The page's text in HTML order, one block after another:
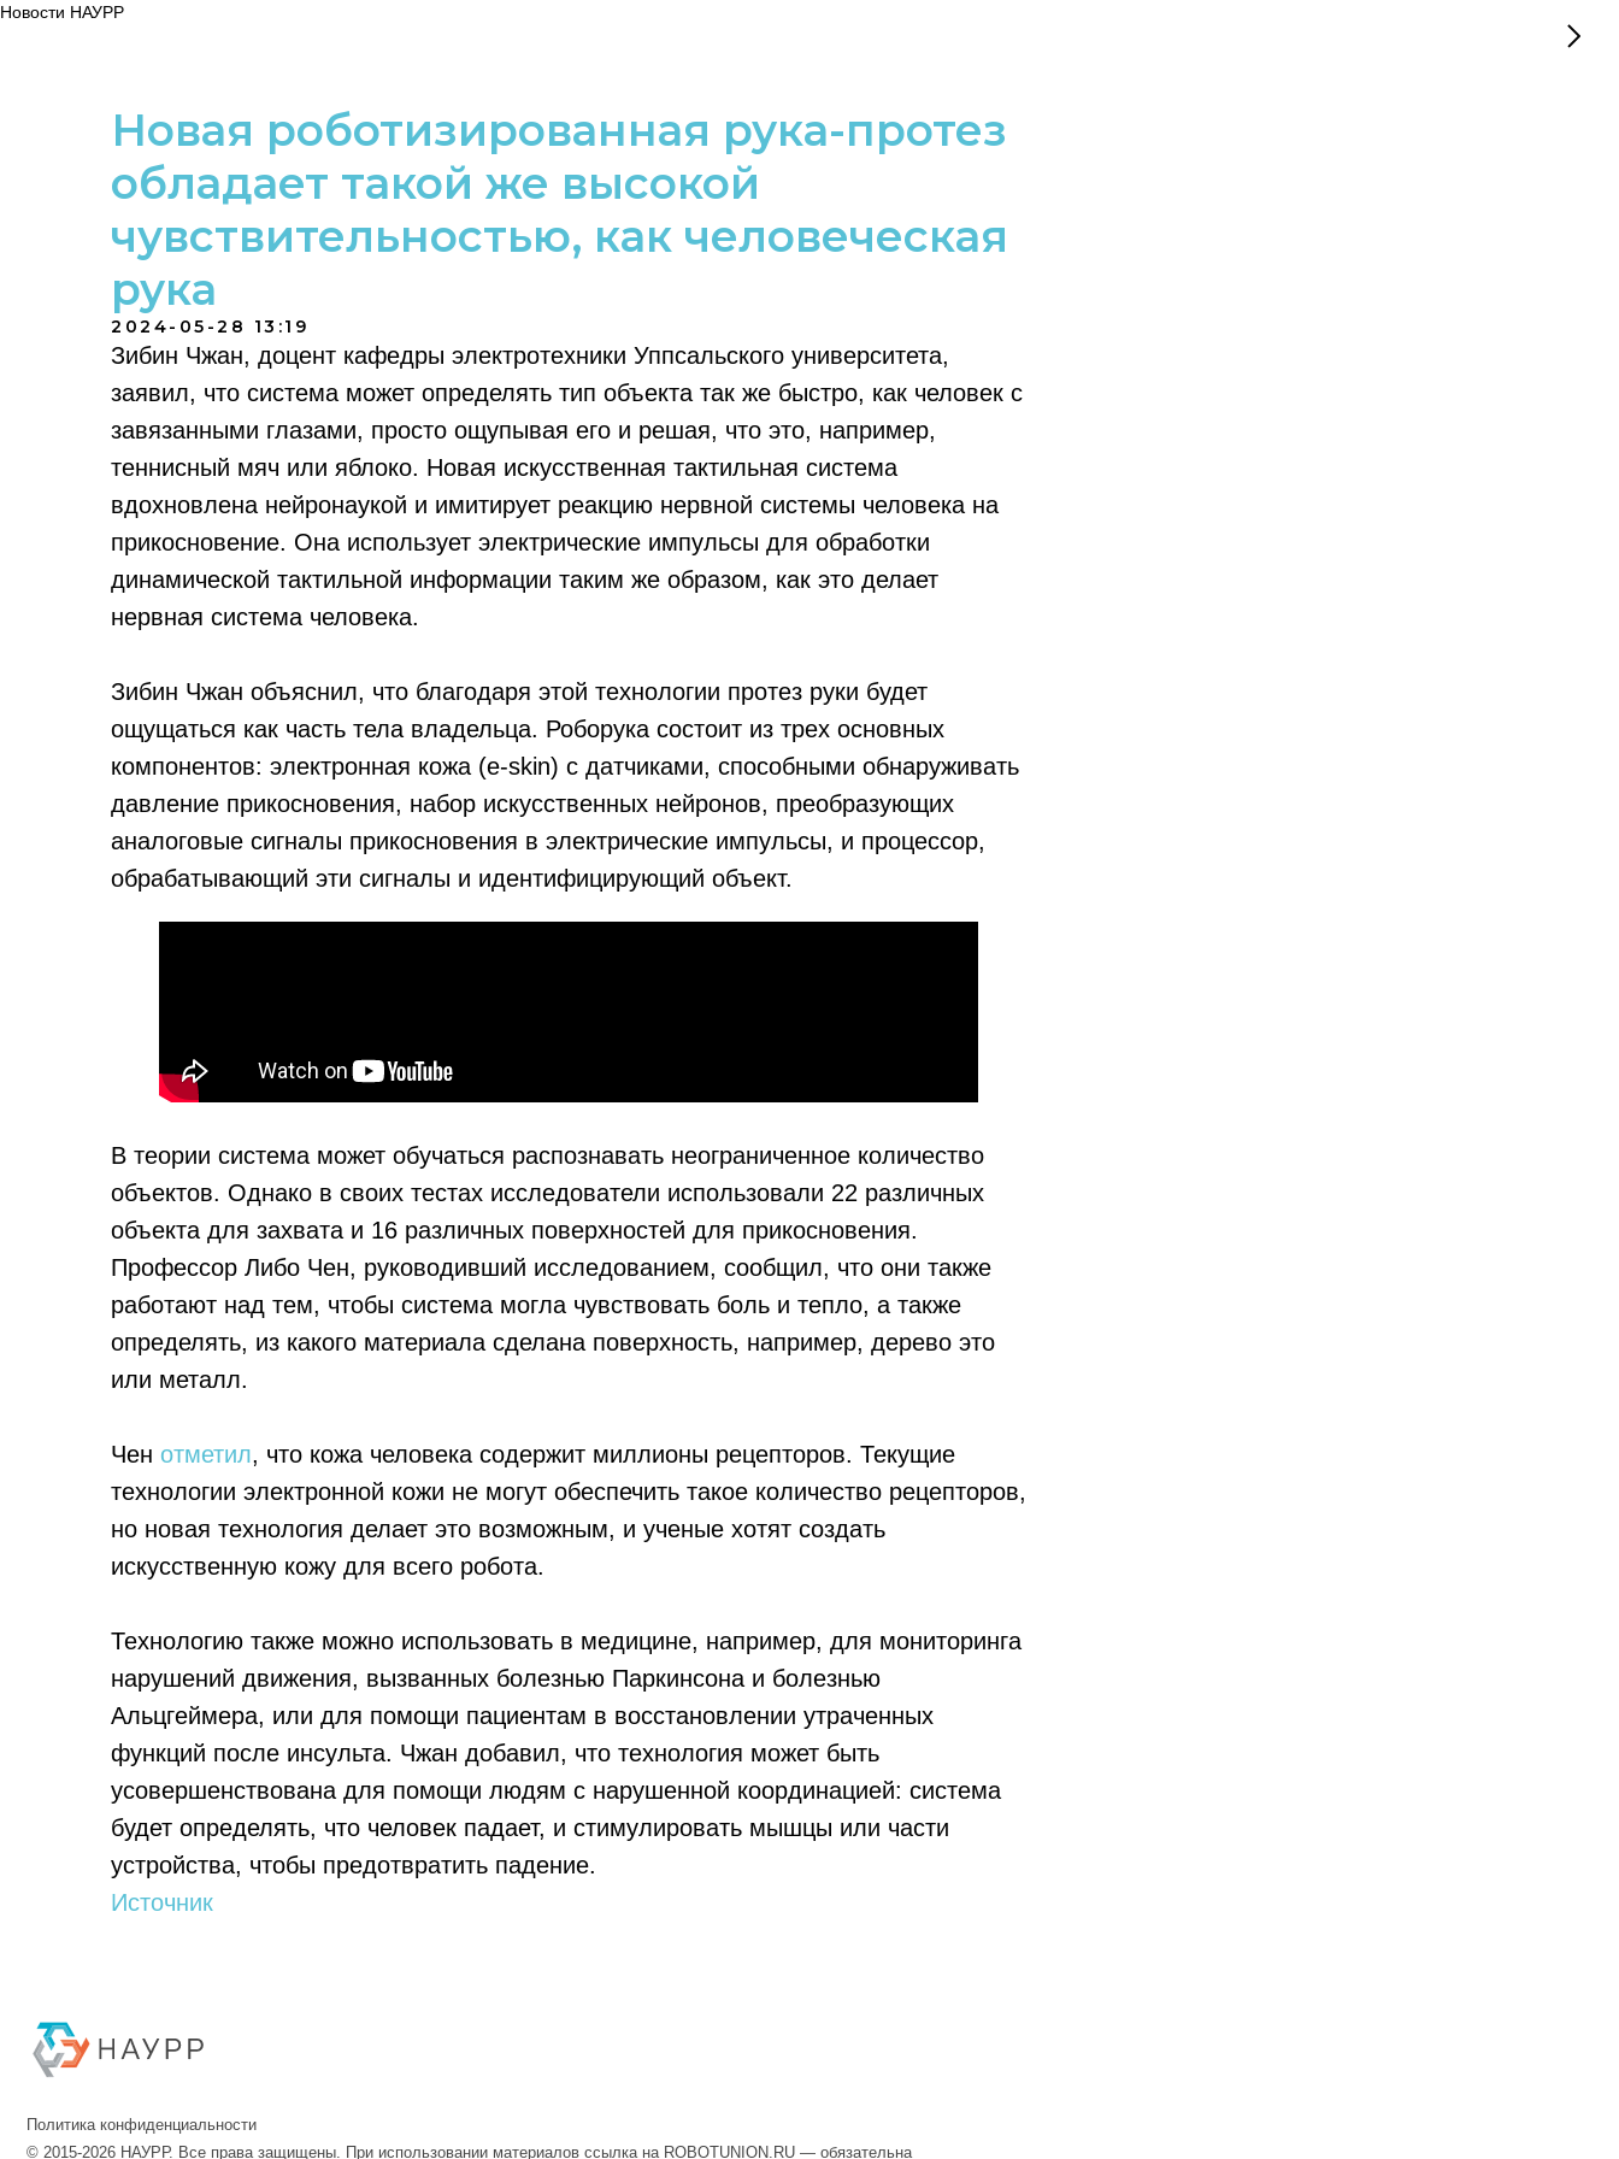
Новости НАУРР
Новая роботизированная рука-протез
обладает такой же высокой
чувствительностью, как человеческая
рука
2024-05-28 13:19
Зибин Чжан, доцент кафедры электротехники Уппсальского университета,
заявил, что система может определять тип объекта так же быстро, как человек с
завязанными глазами, просто ощупывая его и решая, что это, например,
теннисный мяч или яблоко. Новая искусственная тактильная система
вдохновлена нейронаукой и имитирует реакцию нервной системы человека на
прикосновение. Она использует электрические импульсы для обработки
динамической тактильной информации таким же образом, как это делает
нервная система человека.
Зибин Чжан объяснил, что благодаря этой технологии протез руки будет
ощущаться как часть тела владельца. Роборука состоит из трех основных
компонентов: электронная кожа (e-skin) с датчиками, способными обнаруживать
давление прикосновения, набор искусственных нейронов, преобразующих
аналоговые сигналы прикосновения в электрические импульсы, и процессор,
обрабатывающий эти сигналы и идентифицирующий объект.
В теории система может обучаться распознавать неограниченное количество
объектов. Однако в своих тестах исследователи использовали 22 различных
объекта для захвата и 16 различных поверхностей для прикосновения.
Профессор Либо Чен, руководивший исследованием, сообщил, что они также
работают над тем, чтобы система могла чувствовать боль и тепло, а также
определять, из какого материала сделана поверхность, например, дерево это
или металл.
Чен отметил, что кожа человека содержит миллионы рецепторов. Текущие
технологии электронной кожи не могут обеспечить такое количество рецепторов,
но новая технология делает это возможным, и ученые хотят создать
искусственную кожу для всего робота.
Технологию также можно использовать в медицине, например, для мониторинга
нарушений движения, вызванных болезнью Паркинсона и болезнью
Альцгеймера, или для помощи пациентам в восстановлении утраченных
функций после инсульта. Чжан добавил, что технология может быть
усовершенствована для помощи людям с нарушенной координацией: система
будет определять, что человек падает, и стимулировать мышцы или части
устройства, чтобы предотвратить падение.
Источник
Политика конфиденциальности